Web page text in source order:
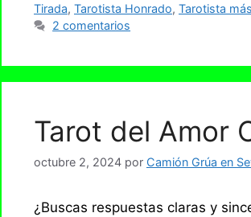
Tirada, Tarotista Honrado, Tarotista
2 comentarios
Tarot del Amor
octubre 2, 2024 por Camión Grúa en
¿Buscas respuestas claras y